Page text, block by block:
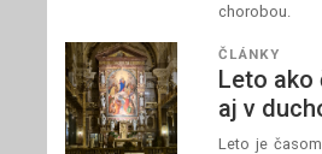
chorobou.
ČLÁNKY
Leto ako
aj v
Leto je